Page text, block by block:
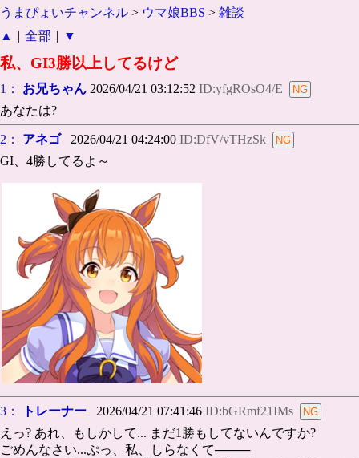
うまぴょいチャンネル > ウマ娘BBS > 雑談
▲
| 全部 | ▼
私、GI3勝以上してるけど
1： お兄ちゃん 2026/04/21 03:12:52 ID:yfgROsO4/E
あなたは?
2： アネゴ2026/04/21 04:24:00 ID:DfV/vTHzSk
GI、4勝してるよ～
3： トレーナー 2026/04/21 07:41:46 ID:bGRmf21IMs
えっ? あれ、もしかして... まだ1勝もしてないんですか?
ごめんなさい...ぷっ、私、しらなくて────